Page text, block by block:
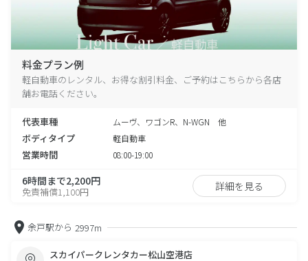
料金プラン例
軽自動車のレンタル、お得な割引料金、ご予約はこちらから各店
舗お電話ください。
代表車種 ムーヴ、ワゴンR、N-WGN 他
ボディタイプ 軽自動車
営業時間 08:00-19:00
6時間まで2,200円
免責補償1,100円 詳細を見る
余戸駅から 2997m
スカイパークレンタカー松山空港店